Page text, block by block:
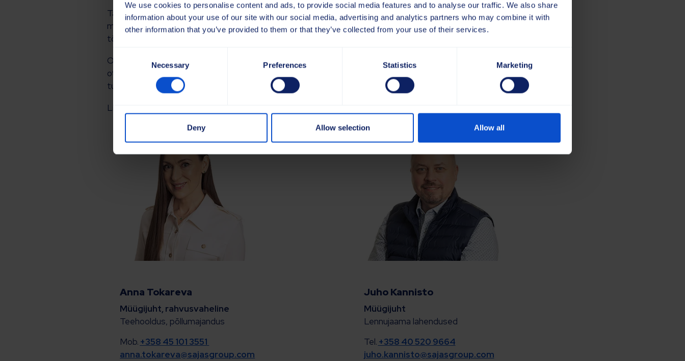
We use cookies to personalise content and ads, to provide social media features and to analyse our traffic. We also share
information about your use of our site with our social media, advertising and analytics partners who may combine it with
other information that you’ve provided to them or that they’ve collected from your use of their services.
Selection
Necessary Preferences Statistics Marketing
Deny Allow selection Allow all
Tagades, et teed, raudteed ja lennurajad on puhtad lumest, prahist ja taimestikust, võimaldavad meie harjalahendused
masinatel ja teenindussõidukitel töötada ohutult ja katkestusteta. See võime toetab taastamistööde kiirust ja
tõhusust, võimaldades kiiremat taastamist ja väiksema riskiga kasutamist.
Ootame ReBuild Ukraine’i konverentsil kohtumist infrastruktuuri omanike, töövõtjate ja hooldusettevõtjate
otsustajatega. Lubage meil aidata teil tagada, et teie varahooldusprotsessid suudavad vastu pidada praegustele ja
tulevastele nõudmistele.
Lisateabe saamiseks või ürituse ajal toimuva arutelu planeerimiseks võtke ühendust meie meeskonnaga.
Anna Tokareva
Müügijuht, rahvusvaheline
Teehooldus, põllumajandus
Mob. +358 45 101 3551
anna.tokareva@sajasgroup.com
Juho Kannisto
Müügijuht
Lennujaama lahendused
Tel. +358 40 520 9664
juho.kannisto@sajasgroup.com